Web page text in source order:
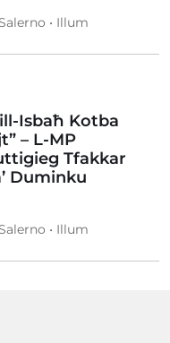
• Illum
Isbaħ Kotba
– L-MP
Tfakkar
Duminku
• Illum